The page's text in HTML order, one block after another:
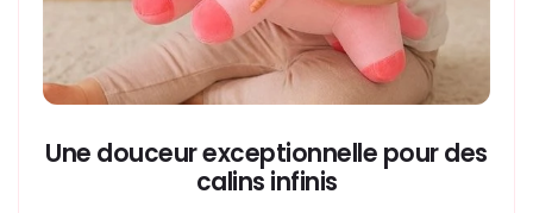
Une douceur exceptionnelle pour des
calins infinis